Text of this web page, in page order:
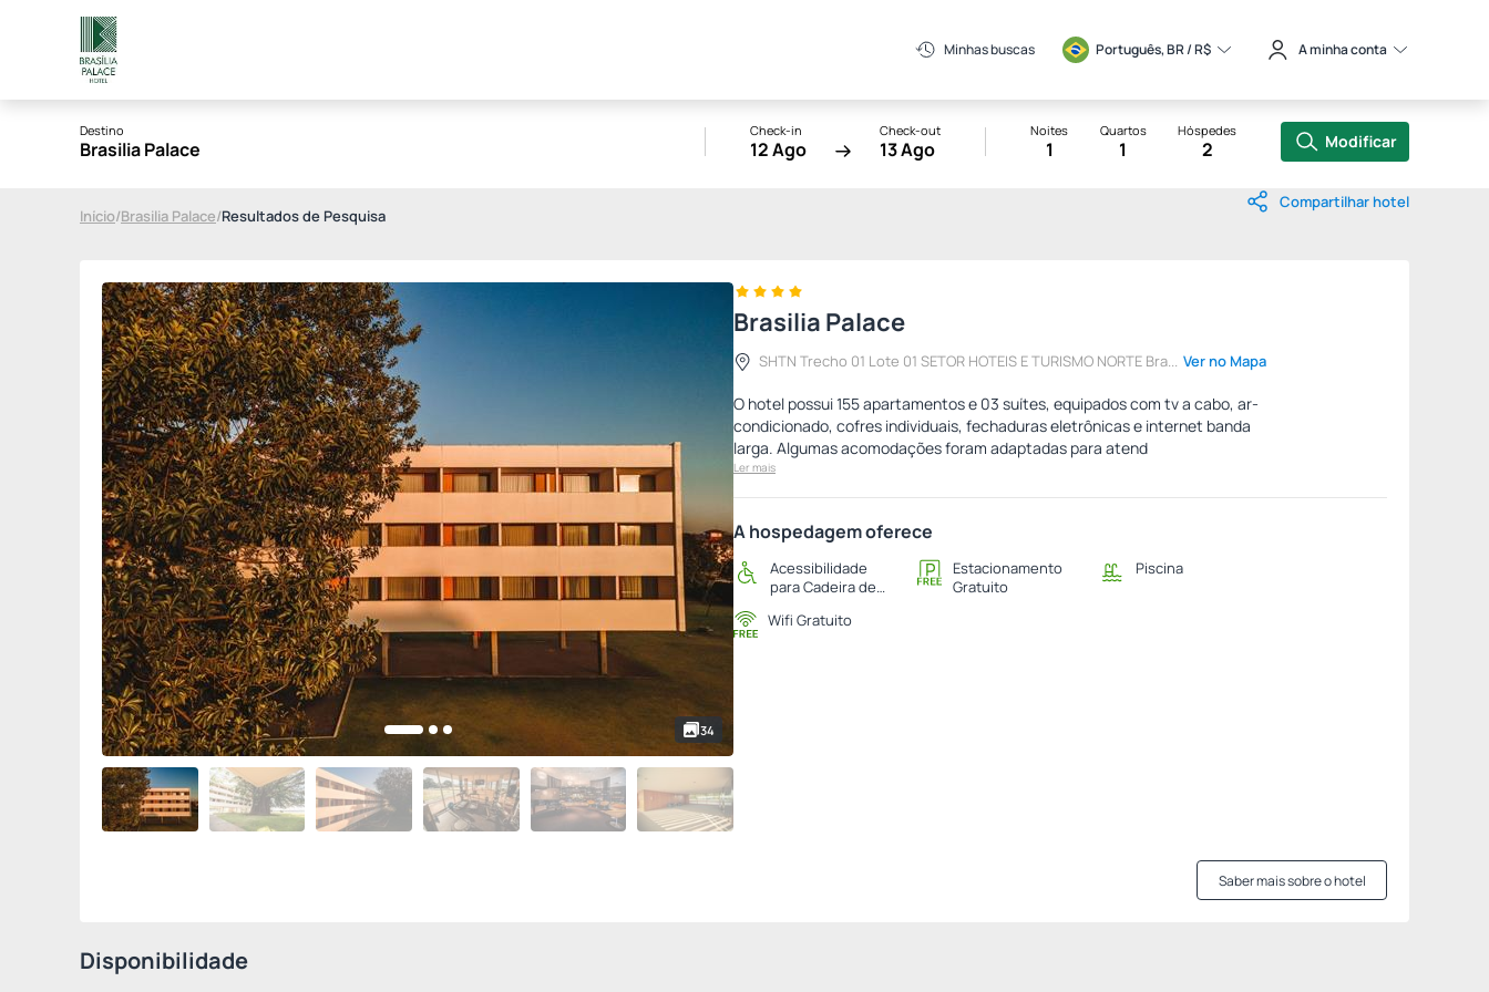
Minhas buscas Português, BR / R$ A minha conta
Destino
Brasilia Palace
Check-in
12 Ago
Check-out
13 Ago
Noites
1
Quartos
1
Hóspedes
2 Modificar
Início/Brasilia Palace/Resultados de Pesquisa
Compartilhar hotel
34
Brasilia Palace
SHTN Trecho 01 Lote 01 SETOR HOTEIS E TURISMO NORTE Bra... Ver no Mapa
O hotel possui 155 apartamentos e 03 suítes, equipados com tv a cabo, ar-
condicionado, cofres individuais, fechaduras eletrônicas e internet banda
larga. Algumas acomodações foram adaptadas para atend
Ler mais
A hospedagem oferece
Acessibilidade
para Cadeira de
Estacionamento
Gratuito
Piscina
Wifi Gratuito
Saber mais sobre o hotel
Disponibilidade